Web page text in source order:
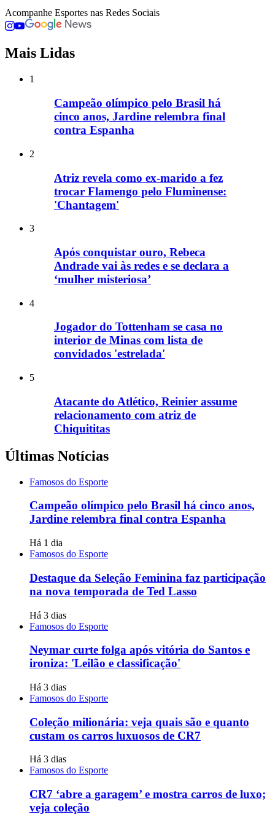
Acompanhe Esportes nas Redes Sociais
Mais Lidas
1
Campeão olímpico pelo Brasil há
cinco anos, Jardine relembra final
contra Espanha
2
Atriz revela como ex-marido a fez
trocar Flamengo pelo Fluminense:
'Chantagem'
3
Após conquistar ouro, Rebeca
Andrade vai às redes e se declara a
‘mulher misteriosa’
4
Jogador do Tottenham se casa no
interior de Minas com lista de
convidados 'estrelada'
5
Atacante do Atlético, Reinier assume
relacionamento com atriz de
Chiquititas
Últimas Notícias
Famosos do Esporte
Campeão olímpico pelo Brasil há cinco anos,
Jardine relembra final contra Espanha
Há 1 dia
Famosos do Esporte
Destaque da Seleção Feminina faz participação
na nova temporada de Ted Lasso
Há 3 dias
Famosos do Esporte
Neymar curte folga após vitória do Santos e
ironiza: 'Leilão e classificação'
Há 3 dias
Famosos do Esporte
Coleção milionária: veja quais são e quanto
custam os carros luxuosos de CR7
Há 3 dias
Famosos do Esporte
CR7 ‘abre a garagem’ e mostra carros de luxo;
veja coleção